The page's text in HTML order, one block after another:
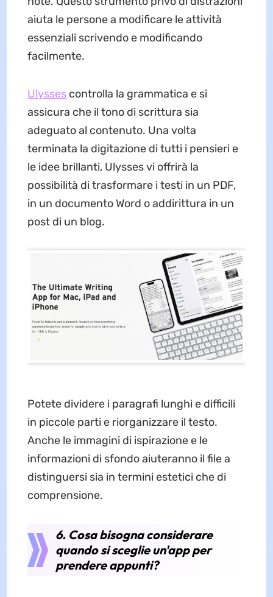
aiuta le persone a modificare le attività
essenziali scrivendo e modificando
facilmente.
Ulyssescontrolla la grammatica e si
assicura che il tono di scrittura sia
adeguato al contenuto. Una volta
terminata la digitazione di tutti i pensieri e
le idee brillanti, Ulysses vi offrirà la
possibilità di trasformare i testi in un PDF,
in un documento Word o addirittura in un
post di un blog.
Potete dividere i paragrafi lunghi e difficili
in piccole parti e riorganizzare il testo.
Anche le immagini di ispirazione e le
informazioni di sfondo aiuteranno il file a
distinguersi sia in termini estetici che di
comprensione.
6. Cosa bisogna considerare
quando si sceglie un'app per
prendere appunti?